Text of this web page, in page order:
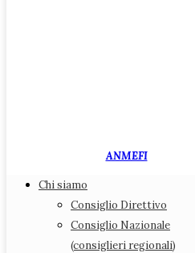
ANMEFI
Chi siamo
Consiglio Direttivo
Consiglio Nazionale
(consiglieri regionali)
Associazione
Medici di